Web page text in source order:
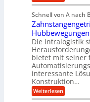
l
i
k
i
m
V
e
r
g
e
b
i
g
e
K
u
g
e
l
g
g
e
r
t
U
m
s
a
t
M
e
h
r
A
r
b
e
i
t
s
Schnell von A nach B
Hubbewegungen
Die Intralogistik
bietet mit seiner
interessante
Konstruktion…
Weiterlesen:
Z